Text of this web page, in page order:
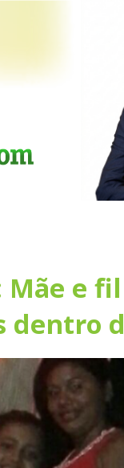
e
dentro